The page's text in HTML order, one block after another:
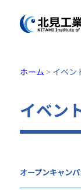
ホーム > イベン
イベン
オープンキャン